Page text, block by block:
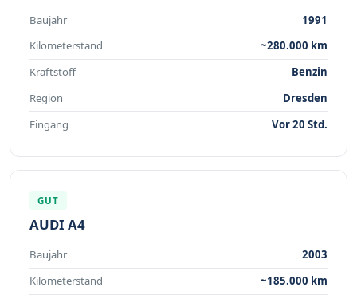
Baujahr
1991
Kilometerstand
~280.000 km
Kraftstoff
Benzin
Region
Dresden
Eingang
Vor 20 Std.
GUT
AUDI A4
Baujahr
2003
Kilometerstand
~185.000 km